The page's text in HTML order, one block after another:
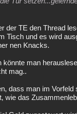
der TE den Thread
Tisch und es wird
nen Knacks.
könnte man
mag..
dass man im Vorfeld
wie das